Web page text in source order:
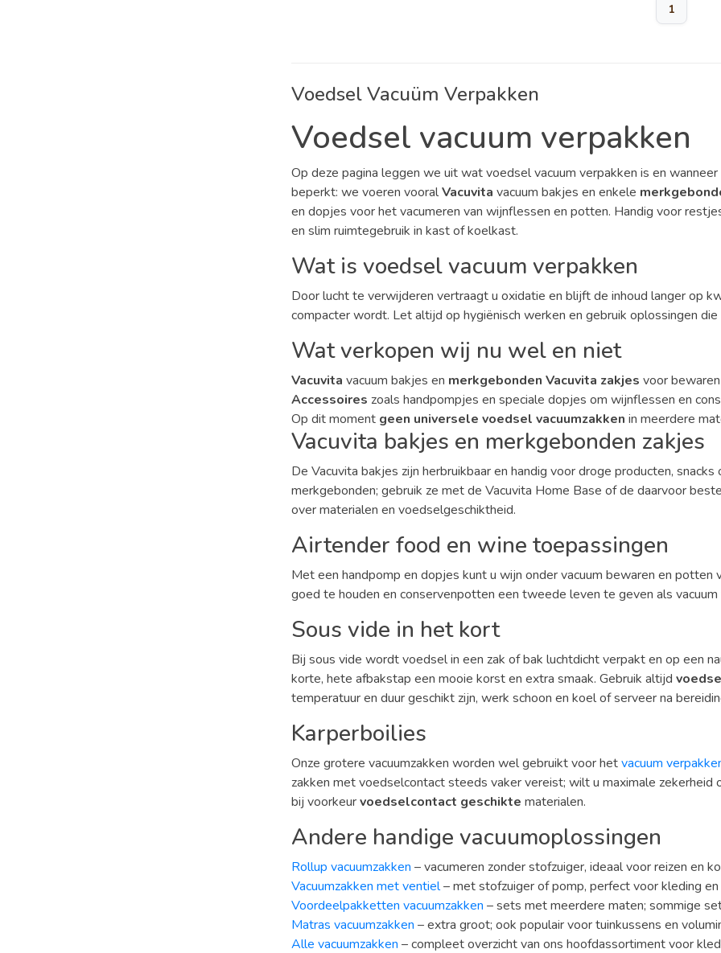
1
Voedsel Vacuüm Verpakken
Voedsel vacuum verpakken
Op deze pagina leggen we uit wat voedsel vacuum verpakken is en
beperkt: we voeren vooralVacuvita vacuum bakjes en enkele
en dopjes voor het vacumeren van wijnflessen en potten. Handig voor
en slim ruimtegebruik in kast of koelkast.
Wat is voedsel vacuum verpakken
Door lucht te verwijderen vertraagt u oxidatie en blijft de inhoud langer op
compacter wordt. Let altijd op hygiënisch werken en gebruik oplossingen
Wat verkopen wij nu wel en niet
Vacuvita vacuum bakjes en merkgebonden Vacuvita zakjes voor
Accessoires zoals handpompjes en speciale dopjes om wijnflessen en
Op dit moment geen universele voedsel vacuumzakken in meerdere
Vacuvita bakjes en merkgebonden zakjes
De Vacuvita bakjes zijn herbruikbaar en handig voor droge producten,
merkgebonden; gebruik ze met de Vacuvita Home Base of de daarvoor
over materialen en voedselgeschiktheid.
Airtender food en wine toepassingen
Met een handpomp en dopjes kunt u wijn onder vacuum bewaren en
goed te houden en conservenpotten een tweede leven te geven als
Sous vide in het kort
Bij sous vide wordt voedsel in een zak of bak luchtdicht verpakt en op een
korte, hete afbakstap een mooie korst en extra smaak. Gebruik altijd
temperatuur en duur geschikt zijn, werk schoon en koel of serveer na
Karperboilies
Onze grotere vacuumzakken worden wel gebruikt voor hetvacuum
zakken met voedselcontact steeds vaker vereist; wilt u maximale
bij voorkeurvoedselcontact geschikte materialen.
Andere handige vacuumoplossingen
Rollup vacuumzakken – vacumeren zonder stofzuiger, ideaal voor reizen en
Vacuumzakken met ventiel– met stofzuiger of pomp, perfect voor kleding
Voordeelpakketten vacuumzakken – sets met meerdere maten; sommige
Matras vacuumzakken – extra groot; ook populair voor tuinkussens en
Alle vacuumzakken – compleet overzicht van ons hoofdassortiment voor